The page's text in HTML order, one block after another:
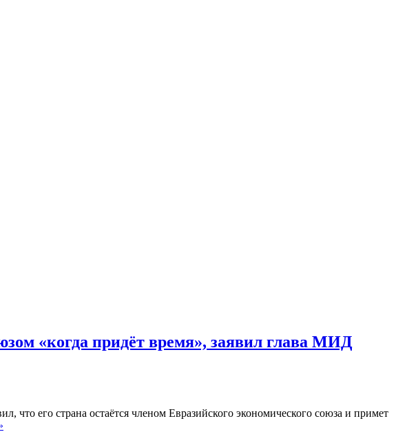
«когда придёт время», заявил глава МИД
его страна остаётся членом Евразийского экономического союза и примет